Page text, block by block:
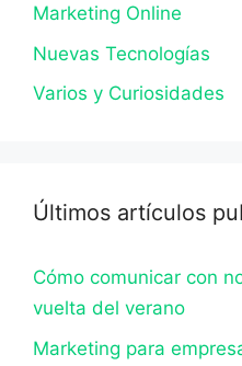
Marketing Online
Nuevas Tecnologías
Varios y Curiosidades
Últimos artículos
Cómo comunicar con
vuelta del verano
Marketing para